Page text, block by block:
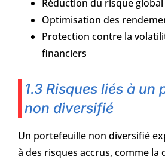
Réduction du risque
Optimisation des
Protection contre la
financiers
1.3 Risques liés à un
non diversifié
Un portefeuille non diversifié
à des risques accrus, comme la